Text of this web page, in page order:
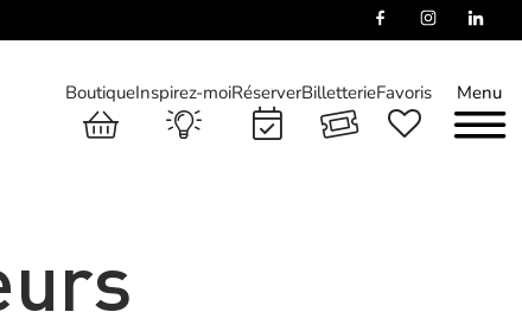
Menu
BoutiqueInspirez-moiRéserverBilletterieFavoris